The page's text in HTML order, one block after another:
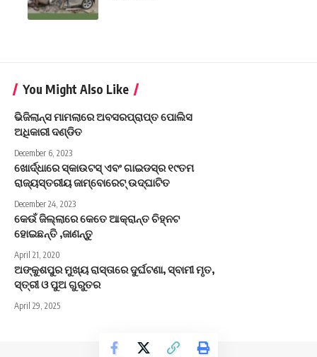
You Might Also Like
ଭିଜିଲାନ୍ସ ମାମଲାରେ ଅବସରପ୍ରାପ୍ତ ପୋଲିସ
ଅଧିକାରୀ ଦଣ୍ଡିତ
December 6, 2023
ଖୋର୍ଦ୍ଧାରେ ସ୍କାଉଟସ୍ ଏବଂ ଗାଇଡସ୍‌ର ୧୯ତମ
ରାଜ୍ୟସ୍ତରୀୟ ଜାମ୍ବୋରେଟ୍ ଉଦ୍‌ଘାଟିତ
December 24, 2023
କେଉଁ ଜିଲ୍ଲାରେ କେତେ ଆକ୍ରାନ୍ତ ଚିହ୍ନଟ
ହୋଇଛନ୍ତି ,ଜାଣନ୍ତୁ
April 21, 2020
ଅଙ୍କୁଶପୁର ମୁଖ୍ୟ ରାସ୍ତାରେ ଦୁର୍ଘଟଣା, ସ୍ବାମୀ ମୃତ,
ସ୍ତ୍ରୀ ଓ ପୁଅ ଗୁରୁତର
April 29, 2025